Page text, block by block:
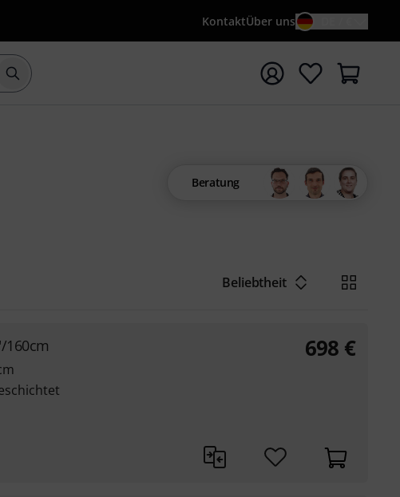
KontaktÜber uns
Suche mit Suchwort {searchTerm} starten
Beratung
Beliebtheit
160cm 698 €